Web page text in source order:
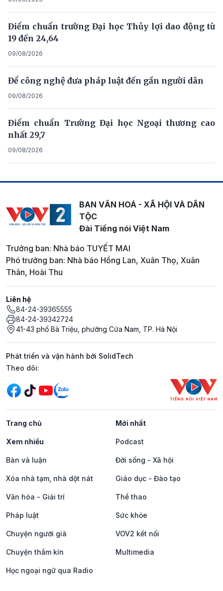
Điểm chuẩn trường Đại học Thủy lợi dao động từ
19 đến 24,64
09/08/2026
Để công nghệ đưa pháp luật đến gần người dân
09/08/2026
Điểm chuẩn Trường Đại học Ngoại thương cao
nhất 29,7
09/08/2026
BAN VĂN HOÁ - XÃ HỘI VÀ DÂN
TỘC
Đài Tiếng nói Việt Nam
Trưởng ban: Nhà báo TUYẾT MAI
Phó trưởng ban: Nhà báo Hồng Lan, Xuân Thọ, Xuân
Thân, Hoài Thu
Liên hệ
84-24-39365555
84-24-39342724
41-43 phố Bà Triệu, phường Cửa Nam, TP. Hà Nội
Phát triển và vận hành bởi SolidTech
Mạng xã hội
Theo dõi:
Trang chủ Mới nhất
Xem nhiều Podcast
Bàn và luận Đời sống - Xã hội
Xóa nhà tạm, nhà dột nát Giáo dục - Đào tạo
Văn hóa - Giải trí Thể thao
Pháp luật Sức khỏe
Chuyện người già VOV2 kết nối
Chuyện thầm kín Multimedia
Học ngoại ngữ qua Radio